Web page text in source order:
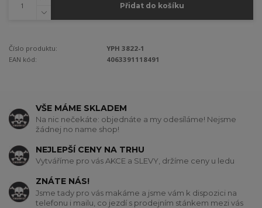
Přidat do košíku
Číslo produktu:
YPH 3822-1
EAN kód:
4063391118491
VŠE MÁME SKLADEM
Na nic nečekáte: objednáte a my odesíláme! Nejsme
žádnej no name shop!
NEJLEPŠÍ CENY NA TRHU
Vytváříme pro vás AKCE a SLEVY, držíme ceny u ledu
ZNÁTE NÁS!
Jsme tady pro vás makáme a jsme vám k dispozici na
telefonu i mailu, co jezdí s prodejním stánkem mezi vás